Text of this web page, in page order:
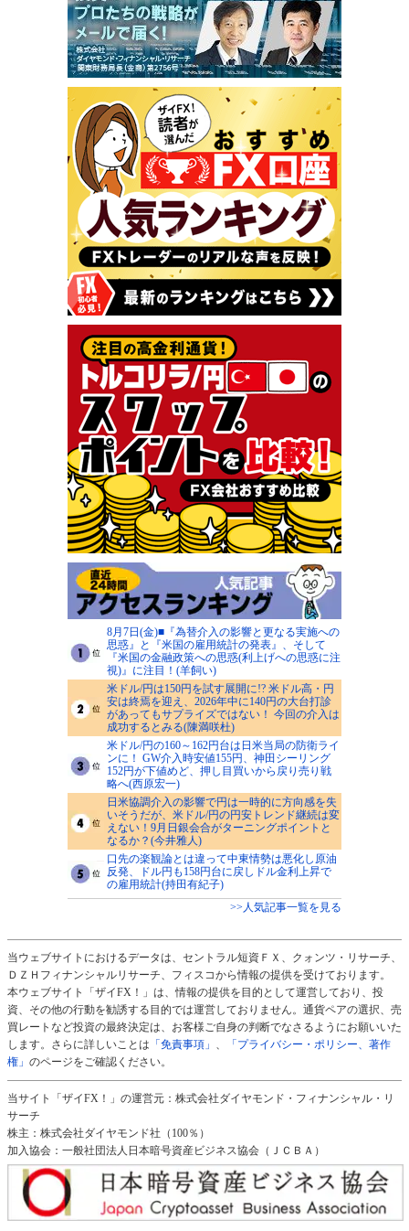
8月7日(金)■『為替介入の影響と更なる実施への
思惑』と『米国の雇用統計の発表』、そして
『米国の金融政策への思惑(利上げへの思惑に注
視)』に注目！(羊飼い)
米ドル/円は150円を試す展開に!? 米ドル高・円
安は終焉を迎え、2026年中に140円の大台打診
があってもサプライズではない！ 今回の介入は
成功するとみる(陳満咲杜)
米ドル/円の160～162円台は日米当局の防衛ライ
ンに！ GW介入時安値155円、神田シーリング
152円が下値めど、押し目買いから戻り売り戦
略へ(西原宏一)
日米協調介入の影響で円は一時的に方向感を失
いそうだが、米ドル/円の円安トレンド継続は変
えない！9月日銀会合がターニングポイントと
なるか？(今井雅人)
口先の楽観論とは違って中東情勢は悪化し原油
反発、ドル円も158円台に戻しドル金利上昇で
の雇用統計(持田有紀子)
>>人気記事一覧を見る
当ウェブサイトにおけるデータは、セントラル短資ＦＸ、クォンツ・リサーチ、
ＤＺＨフィナンシャルリサーチ、フィスコから情報の提供を受けております。
本ウェブサイト「ザイFX！」は、情報の提供を目的として運営しており、投
資、その他の行動を勧誘する目的では運営しておりません。通貨ペアの選択、売
買レートなど投資の最終決定は、お客様ご自身の判断でなさるようにお願いいた
します。さらに詳しいことは 「免責事項」 、
「プライバシー・ポリシー、著作
権」 のページをご確認ください。
当サイト「ザイFX！」の運営元：株式会社ダイヤモンド・フィナンシャル・リ
サーチ
株主：株式会社ダイヤモンド社（100％）
加入協会：一般社団法人日本暗号資産ビジネス協会（ＪＣＢＡ）